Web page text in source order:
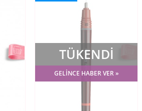
TÜKENDİ
GELİNCE HABER VER »